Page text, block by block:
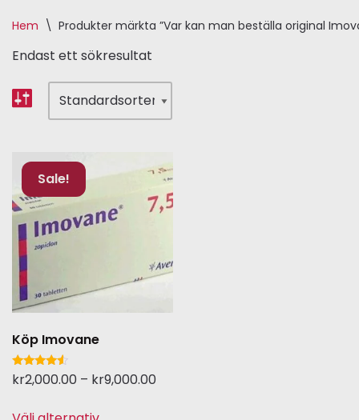
Hem \ Produkter märkta ”Var kan man beställa original
Endast ett sökresultat
Sale!
Köp Imovane
Betygsatt
4.33
kr2,000.00 – kr9,000.00